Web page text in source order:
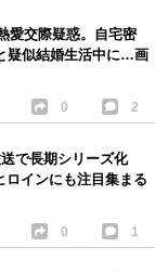
愛交際疑惑。自宅密
疑似結婚生活中に…画
0 2
で長期シリーズ化
ロインにも注目集まる
0 1